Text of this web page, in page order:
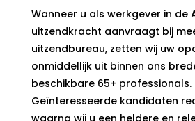
Wanneer u als werkgever in de
uitzendkracht aanvraagt bij
uitzendbureau, zetten wij uw
onmiddellijk uit binnen ons
beschikbare 65+ professionals.
Geïnteresseerde kandidaten
waarna wij u een heldere en